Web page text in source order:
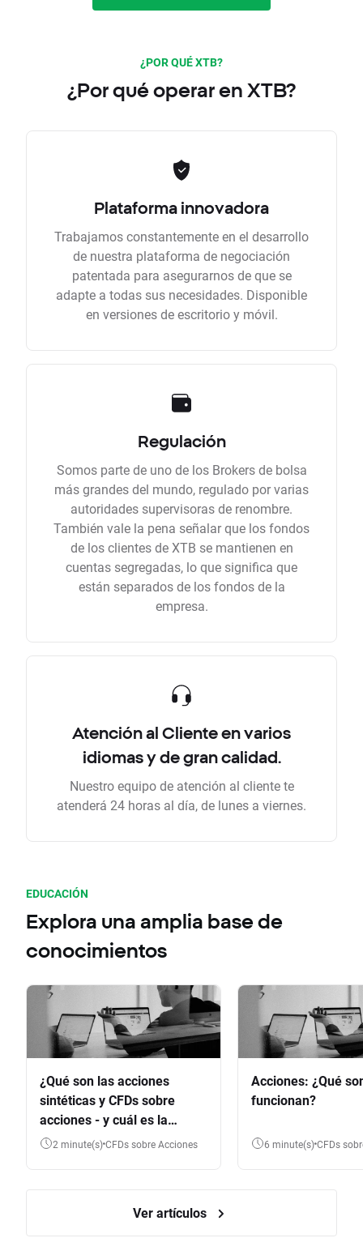
¿POR QUÉ XTB?
¿Por qué operar en XTB?
Plataforma innovadora
Trabajamos constantemente en el desarrollo
de nuestra plataforma de negociación
patentada para asegurarnos de que se
adapte a todas sus necesidades. Disponible
en versiones de escritorio y móvil.
Regulación
Somos parte de uno de los Brokers de bolsa
más grandes del mundo, regulado por varias
autoridades supervisoras de renombre.
También vale la pena señalar que los fondos
de los clientes de XTB se mantienen en
cuentas segregadas, lo que significa que
están separados de los fondos de la
empresa.
Atención al Cliente en varios
idiomas y de gran calidad.
Nuestro equipo de atención al cliente te
atenderá 24 horas al día, de lunes a viernes.
EDUCACIÓN
Explora una amplia base de
conocimientos
¿Qué son las acciones
sintéticas y CFDs sobre
acciones - y cuál es la
diferencia?
2 minute(s) CFDs sobre Acciones
Acciones: ¿Qué
funcionan?
6 minute(s) CFDs
Ver artículos